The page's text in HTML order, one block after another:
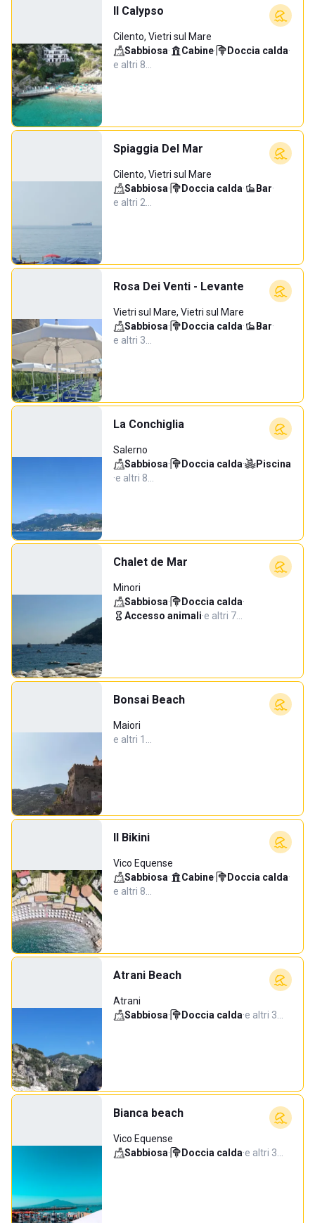
Il Calypso
Cilento, Vietri sul Mare
Sabbiosa· Cabine· Doccia calda·
e altri 8…
Spiaggia Del Mar
Cilento, Vietri sul Mare
Sabbiosa· Doccia calda· Bar·
e altri 2…
Rosa Dei Venti - Levante
Vietri sul Mare, Vietri sul Mare
Sabbiosa· Doccia calda· Bar·
e altri 3…
La Conchiglia
Salerno
Sabbiosa· Doccia calda·
Piscina
·e altri 8…
Chalet de Mar
Minori
Sabbiosa· Doccia calda·
Accesso animali·e altri 7…
Bonsai Beach
Maiori
e altri 1…
Il Bikini
Vico Equense
Sabbiosa· Cabine· Doccia calda·
e altri 8…
Atrani Beach
Atrani
Sabbiosa· Doccia calda·e altri 3…
Bianca beach
Vico Equense
Sabbiosa· Doccia calda·e altri 3…